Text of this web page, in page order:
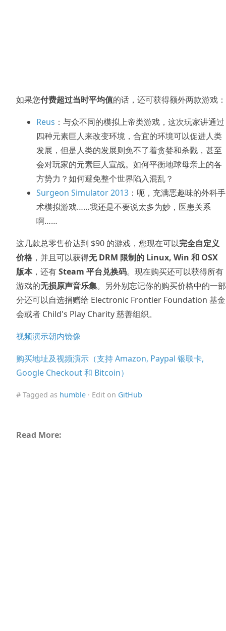
如果您付费超过当时平均值的话，还可获得额外两款游戏：
Reus ：与众不同的模拟上帝类游戏，这次玩家讲通过
四种元素巨人来改变环境，合宜的环境可以促进人类
发展，但是人类的发展则免不了着贪婪和杀戮，甚至
会对玩家的元素巨人宣战。如何平衡地球母亲上的各
方势力？如何避免整个世界陷入混乱？
Surgeon Simulator 2013 ：呃，充满恶趣味的外科手
术模拟游戏……我还是不要说太多为妙，医患关系
啊……
这几款总零售价达到 $90 的游戏，您现在可以完全自定义
价格 ，并且可以获得无 DRM 限制的 Linux, Win 和 OSX
版本，还有Steam 平台兑换码。现在购买还可以获得所有
游戏的无损原声音乐集。另外别忘记你的购买价格中的一部
分还可以自选捐赠给 Electronic Frontier Foundation 基金
会或者 Child's Play Charity 慈善组织。
视频演示朝内镜像
购买地址及视频演示（支持 Amazon, Paypal 银联卡,
Google Checkout 和 Bitcoin）
# Tagged as humble · Edit on GitHub
Read More: